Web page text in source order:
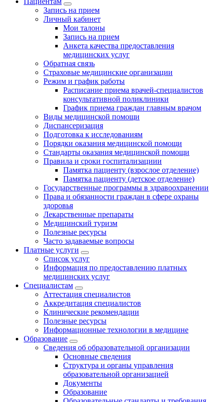
Запись на прием
Личный кабинет
Мои талоны
Запись на прием
Анкета качества предоставления
медицинских услуг
Обратная связь
Страховые медицинские организации
Режим и график работы
Расписание приема врачей-специалистов
консультативной поликлиники
График приема граждан главным врачом
Виды медицинской помощи
Диспансеризация
Подготовка к исследованиям
Порядки оказания медицинской помощи
Стандарты оказания медицинской помощи
Правила и сроки госпитализациии
Памятка пациенту (взрослое отделение)
Памятка пациенту (детское отделение)
Государственные программы в здравоохранении
Права и обязанности граждан в сфере охраны
здоровья
Лекарственные препараты
Медицинский туризм
Полезные ресурсы
Часто задаваемые вопросы
Платные услуги
Список услуг
Информация по предоставлению платных
медицинских услуг
Специалистам
Аттестация специалистов
Аккредитация специалистов
Клинические рекомендации
Полезные ресурсы
Информационные технологии в медицине
Образование
Сведения об образовательной организации
Основные сведения
Структура и органы управления
образовательной организацией
Документы
Образование